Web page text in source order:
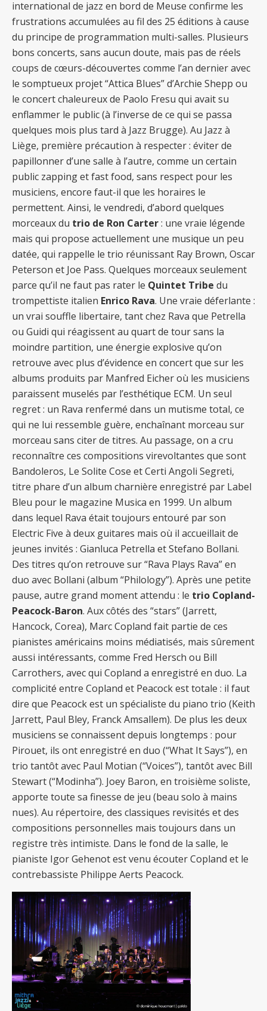
international de jazz en bord de Meuse confirme les
frustrations accumulées au fil des 25 éditions à cause
du principe de programmation multi-salles. Plusieurs
bons concerts, sans aucun doute, mais pas de réels
coups de cœurs-découvertes comme l’an dernier avec
le somptueux projet “Attica Blues” d’Archie Shepp ou
le concert chaleureux de Paolo Fresu qui avait su
enflammer le public (à l’inverse de ce qui se passa
quelques mois plus tard à Jazz Brugge). Au Jazz à
Liège, première précaution à respecter : éviter de
papillonner d’une salle à l’autre, comme un certain
public zapping et fast food, sans respect pour les
musiciens, encore faut-il que les horaires le
permettent. Ainsi, le vendredi, d’abord quelques
morceaux du trio de Ron Carter: une vraie légende
mais qui propose actuellement une musique un peu
datée, qui rappelle le trio réunissant Ray Brown, Oscar
Peterson et Joe Pass. Quelques morceaux seulement
parce qu’il ne faut pas rater le Quintet Tribe du
trompettiste italien Enrico Rava. Une vraie déferlante :
un vrai souffle libertaire, tant chez Rava que Petrella
ou Guidi qui réagissent au quart de tour sans la
moindre partition, une énergie explosive qu’on
retrouve avec plus d’évidence en concert que sur les
albums produits par Manfred Eicher où les musiciens
paraissent muselés par l’esthétique ECM. Un seul
regret : un Rava renfermé dans un mutisme total, ce
qui ne lui ressemble guère, enchaînant morceau sur
morceau sans citer de titres. Au passage, on a cru
reconnaître ces compositions virevoltantes que sont
Bandoleros, Le Solite Cose et Certi Angoli Segreti,
titre phare d’un album charnière enregistré par Label
Bleu pour le magazine Musica en 1999. Un album
dans lequel Rava était toujours entouré par son
Electric Five à deux guitares mais où il accueillait de
jeunes invités : Gianluca Petrella et Stefano Bollani.
Des titres qu’on retrouve sur “Rava Plays Rava” en
duo avec Bollani (album “Philology”). Après une petite
pause, autre grand moment attendu : le trio Copland-
Peacock-Baron. Aux côtés des “stars” (Jarrett,
Hancock, Corea), Marc Copland fait partie de ces
pianistes américains moins médiatisés, mais sûrement
aussi intéressants, comme Fred Hersch ou Bill
Carrothers, avec qui Copland a enregistré en duo. La
complicité entre Copland et Peacock est totale : il faut
dire que Peacock est un spécialiste du piano trio (Keith
Jarrett, Paul Bley, Franck Amsallem). De plus les deux
musiciens se connaissent depuis longtemps : pour
Pirouet, ils ont enregistré en duo (“What It Says”), en
trio tantôt avec Paul Motian (“Voices”), tantôt avec Bill
Stewart (“Modinha”). Joey Baron, en troisième soliste,
apporte toute sa finesse de jeu (beau solo à mains
nues). Au répertoire, des classiques revisités et des
compositions personnelles mais toujours dans un
registre très intimiste. Dans le fond de la salle, le
pianiste Igor Gehenot est venu écouter Copland et le
contrebassiste Philippe Aerts Peacock.